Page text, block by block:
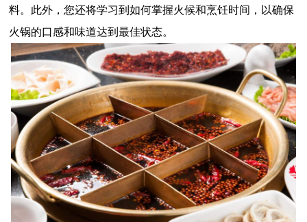
料。此外，您还将学习到如何掌握火候和烹饪时间，以确保
火锅的口感和味道达到最佳状态。